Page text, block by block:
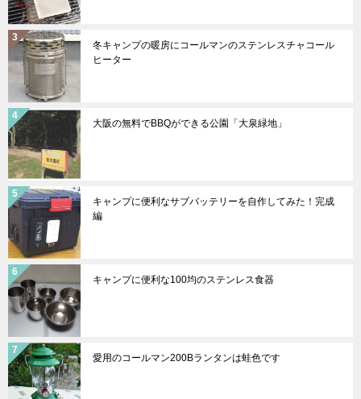
冬キャンプの暖房にコールマンのステンレスチャコール
ヒーター
大阪の無料でBBQができる公園「大泉緑地」
キャンプに便利なサブバッテリーを自作してみた！完成
編
キャンプに便利な100均のステンレス食器
愛用のコールマン200Bランタンは蛙色です